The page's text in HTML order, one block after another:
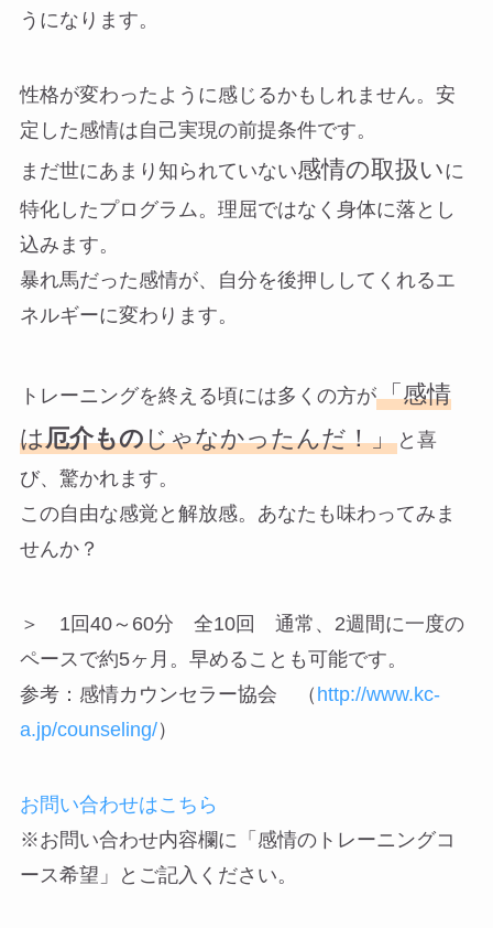
うになります。
性格が変わったように感じるかもしれません。安
定した感情は自己実現の前提条件です。
まだ世にあまり知られていない感情の取扱いに
特化したプログラム。理屈ではなく身体に落とし
込みます。
暴れ馬だった感情が、自分を後押ししてくれるエ
ネルギーに変わります。
トレーニングを終える頃には多くの方が「感情
は厄介ものじゃなかったんだ！」と喜
び、驚かれます。
この自由な感覚と解放感。あなたも味わってみま
せんか？
＞ 1回40～60分 全10回 通常、2週間に一度の
ペースで約5ヶ月。早めることも可能です。
参考：感情カウンセラー協会 （ http://www.kc-
a.jp/counseling/）
お問い合わせはこちら
※お問い合わせ内容欄に「感情のトレーニングコ
ース希望」とご記入ください。